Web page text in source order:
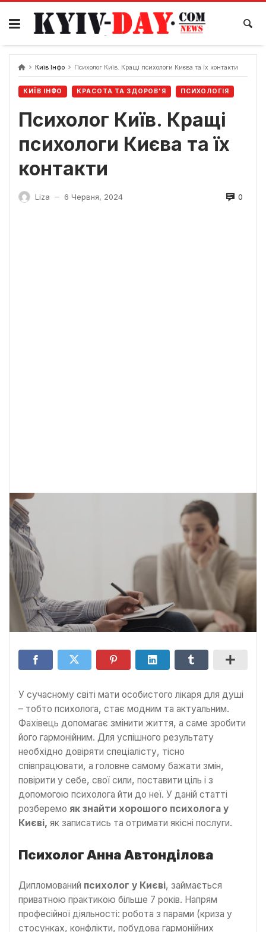
Перейти
вмісту
Київ Інфо Психолог Київ. Кращі психологи Києва та їх контакти
КИЇВ ІНФО КРАСОТА ТА ЗДОРОВ'Я ПСИХОЛОГІЯ
Психолог Київ. Кращі
психологи Києва та їх
контакти
Liza — 6 Червня, 2024 0
У сучасному світі мати особистого лікаря для душі
– тобто психолога, стає модним та актуальним.
Фахівець допомагає змінити життя, а саме зробити
його гармонійним. Для успішного результату
необхідно довіряти спеціалісту, тісно
співпрацювати, а головне самому бажати змін,
повірити у себе, свої сили, поставити ціль і з
допомогою психолога йти до неї. У даній статті
розберемо як знайти хорошого психолога у
Києві, як записатись та отримати якісні послуги.
Психолог Анна Автонділова
Дипломований психолог у Києві, займається
приватною практикою більше 7 років. Напрям
професійної діяльності: робота з парами (криза у
стосунках, конфлікти, побудова гармонійних